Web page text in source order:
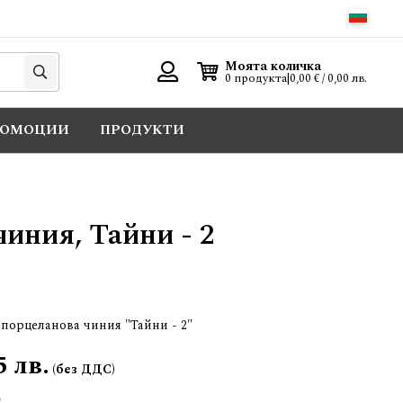
Търси
Моята количка
0 продукта|0,00 € / 0,00 лв.
ПРОДУКТИ
Тайни - 2
чиния "Тайни - 2"
лв.